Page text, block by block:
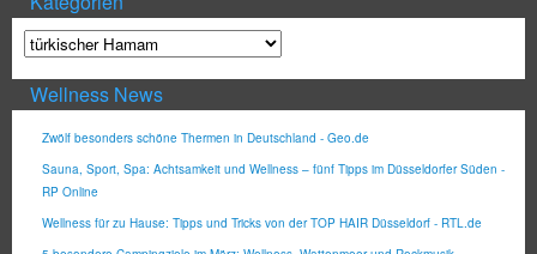
Wellness News
Zwölf besonders schöne Thermen in Deutschland - Geo.de
Sauna, Sport, Spa: Achtsamkeit und Wellness – fünf Tipps im Düsseldorfer Süden -
RP Online
Wellness für zu Hause: Tipps und Tricks von der TOP HAIR Düsseldorf - RTL.de